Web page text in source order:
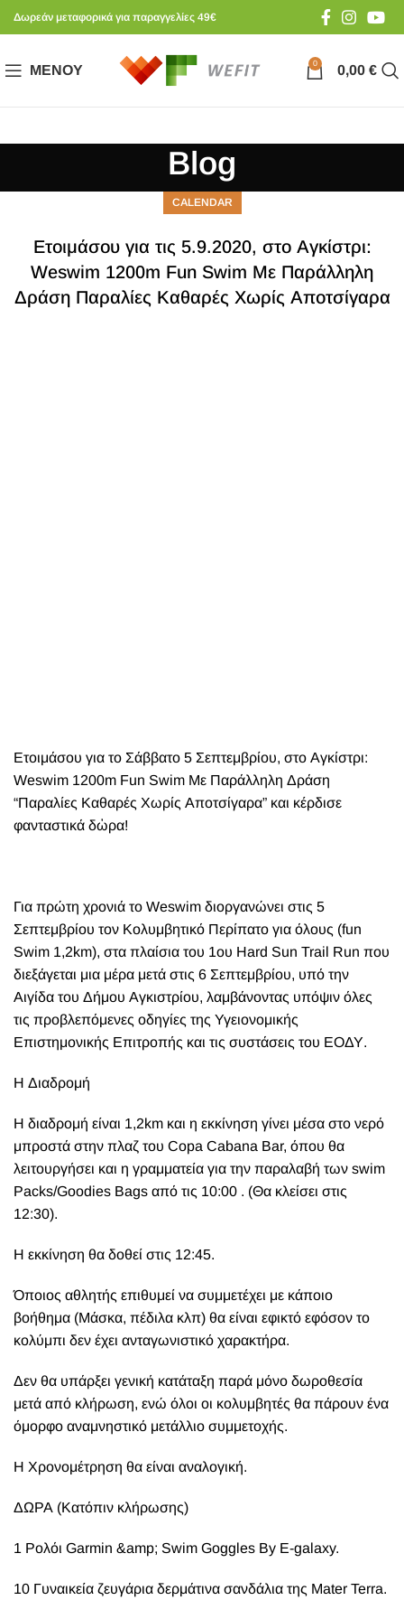
Δωρεάν μεταφορικά για παραγγελίες 49€
ΜΕΝΟΎ 0 0,00 €
Blog
CALENDAR
Ετοιμάσου για τις 5.9.2020, στο Αγκίστρι:
Weswim 1200m Fun Swim Με Παράλληλη
Δράση Παραλίες Καθαρές Χωρίς Αποτσίγαρα
Ετοιμάσου για το Σάββατο 5 Σεπτεμβρίου, στο Αγκίστρι:
Weswim 1200m Fun Swim Με Παράλληλη Δράση
“Παραλίες Καθαρές Χωρίς Αποτσίγαρα” και κέρδισε
φανταστικά δὠρα!
Για πρώτη χρονιά το Weswim διοργανώνει στις 5
Σεπτεμβρίου τον Κολυμβητικό Περίπατο για όλους (fun
Swim 1,2km), στα πλαίσια του 1ου Hard Sun Trail Run που
διεξάγεται μια μέρα μετά στις 6 Σεπτεμβρίου, υπό την
Αιγίδα του Δήμου Αγκιστρίου, λαμβάνοντας υπόψιν όλες
τις προβλεπόμενες οδηγίες της Υγειονομικής
Επιστημονικής Επιτροπής και τις συστάσεις του ΕΟΔΥ.
Η Διαδρομή
Η διαδρομή είναι 1,2km και η εκκίνηση γίνει μέσα στο νερό
μπροστά στην πλαζ του Copa Cabana Bar, όπου θα
λειτουργήσει και η γραμματεία για την παραλαβή των swim
Packs/Goodies Bags από τις 10:00 . (Θα κλείσει στις
12:30).
Η εκκίνηση θα δοθεί στις 12:45.
Όποιος αθλητής επιθυμεί να συμμετέχει με κάποιο
βοήθημα (Μάσκα, πέδιλα κλπ) θα είναι εφικτό εφόσον το
κολύμπι δεν έχει ανταγωνιστικό χαρακτήρα.
Δεν θα υπάρξει γενική κατάταξη παρά μόνο δωροθεσία
μετά από κλήρωση, ενώ όλοι οι κολυμβητές θα πάρουν ένα
όμορφο αναμνηστικό μετάλλιο συμμετοχής.
Η Χρονομέτρηση θα είναι αναλογική.
ΔΩΡΑ (Κατόπιν κλήρωσης)
1 Ρολόι Garmin &amp; Swim Goggles By E-galaxy.
10 Γυναικεία ζευγάρια δερμάτινα σανδάλια της Mater Terra.